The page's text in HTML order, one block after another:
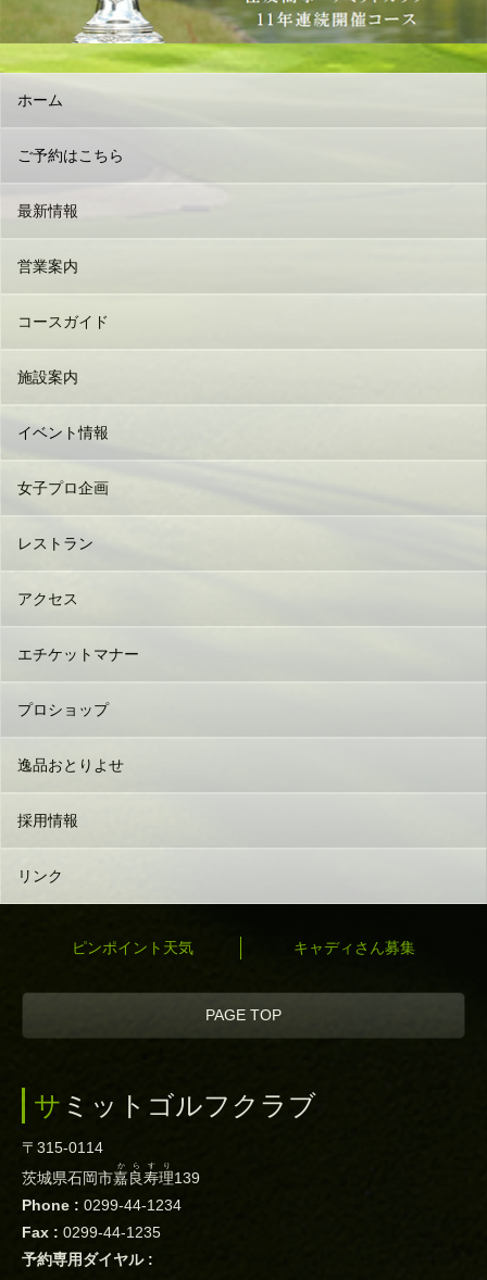
ホーム
ご予約はこちら
最新情報
営業案内
コースガイド
施設案内
イベント情報
女子プロ企画
レストラン
アクセス
エチケットマナー
プロショップ
逸品おとりよせ
採用情報
リンク
ピンポイント天気 キャディさん募集
PAGE TOP
サミットゴルフクラブ
〒315-0114
茨城県石岡市嘉良寿理
からすり
139
Phone : 0299-44-1234
Fax : 0299-44-1235
予約専用ダイヤル :